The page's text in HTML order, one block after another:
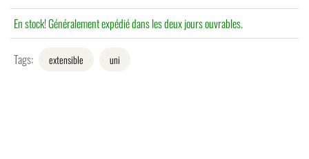
En stock! Généralement expédié dans les deux jours ouvrables.
Tags: extensible uni